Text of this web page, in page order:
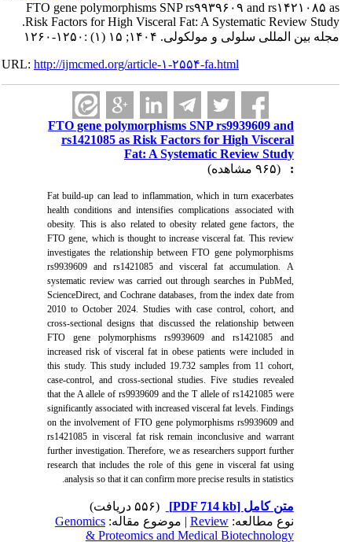
FTO gene polymorphisms SNP rs۹۹۳۹۶۰۹ and rs۱۴۲۱۰۸۵ as
Risk Factors for High Visceral Fat: A Systematic Review Study.
مجله بین المللی سلولی و مولکولی. ۱۴۰۴; ۱۵ (۱) :۱۲۵۰-۱۲۶۰
URL:http://ijmcmed.org/article-۱-۲۵۵۴-fa.html
FTO gene polymorphisms SNP rs9939609 and
rs1421085 as Risk Factors for High Visceral
Fat: A Systematic Review Study
Fat build-up can lead to inflammation, which in turn exacerbates
health conditions and intensifies complications associated with
obesity. This is also related to obesity related gene factors, the
FTO gene, which is thought to increase visceral fat. This review
investigates the relationship between FTO gene polymorphisms
rs9939609 and rs1421085 and visceral fat accumulation.
systematic review was carried out through searches in PubMed,
ScienceDirect, and Cochrane databases, from the index date from
2010 to October 2024. Studies with case control, cohort, and
cross-sectional designs that discussed the relationship between
FTO gene polymorphisms rs9939609 and rs1421085 and
increased risk of visceral fat in obese patients were included in
this study. This study included 19.732 samples from 11 cohort,
case-control, and cross-sectional studies. Five studies revealed
that the A allele of rs9939609 and the T allele of rs1421085 were
significantly associated with increased visceral fat levels. Findings
on the involvement of FTO gene polymorphisms rs9939609 and
rs1421085 in visceral fat risk remain inconclusive and warrant
further investigation. Therefore, we as researchers support further
research that includes the role of this gene in visceral fat using
analysis so that it can confirm more precise results in statistics.
متن کامل[PDF 714 kb]
نوع مطالعه:Review| موضوع مقاله:Genomics
& Proteomics and Medical Biotechnology